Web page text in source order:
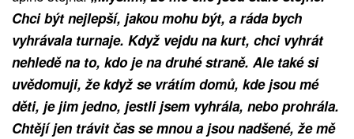
Chci být nejlepší, jakou mohu být, a ráda bych
vyhrávala turnaje. Když vejdu na kurt, chci vyhrát
nehledě na to, kdo je na druhé straně. Ale také si
uvědomuji, že když se vrátím domů, kde jsou mé
děti, je jim jedno, jestli jsem vyhrála, nebo prohrála.
Chtějí jen trávit čas se mnou a jsou nadšené, že mě